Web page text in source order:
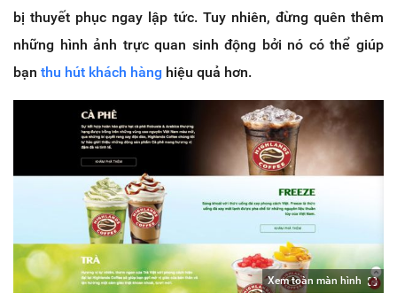
bị thuyết phục ngay lập tức. Tuy nhiên, đừng quên thêm
những hình ảnh trực quan sinh động bởi nó có thể giúp
bạn thu hút khách hàng hiệu quả hơn.
Xem toàn màn hình